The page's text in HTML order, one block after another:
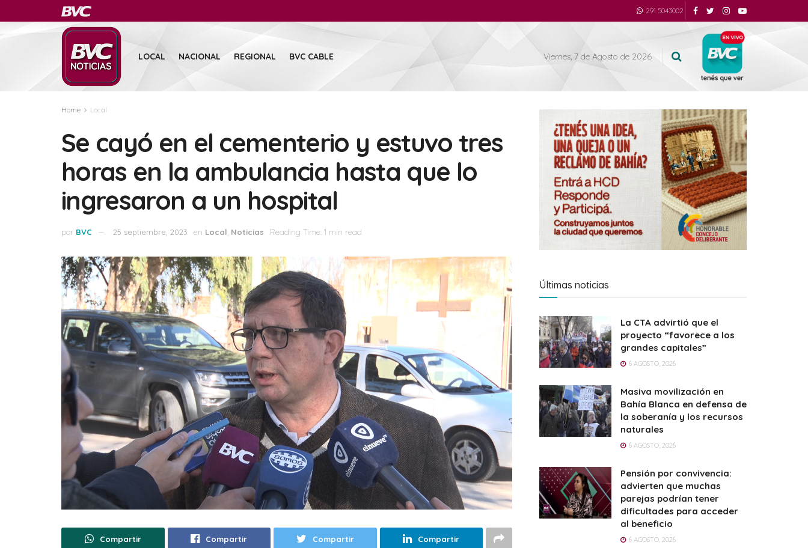
291 5043002
LOCAL NACIONAL REGIONAL BVC CABLE Viernes, 7 de Agosto de 2026
Home Local
Se cayó en el cementerio y estuvo tres
horas en la ambulancia hasta que lo
ingresaron a un hospital
por BVC 25 septiembre, 2023 en Local Noticias Reading Time: 1 min read
Compartir Compartir Compartir Compartir
Últimas noticias
La CTA advirtió que el
proyecto “favorece a los
grandes capitales”
6 AGOSTO, 2026
Masiva movilización en
Bahía Blanca en defensa de
la soberanía y los recursos
naturales
6 AGOSTO, 2026
Pensión por convivencia:
advierten que muchas
parejas podrían tener
dificultades para acceder
al beneficio
6 AGOSTO, 2026